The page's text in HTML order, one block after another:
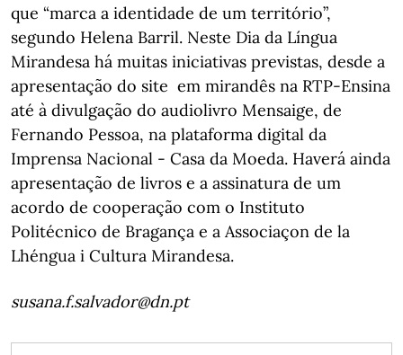
que “marca a identidade de um território”,
segundo Helena Barril. Neste Dia da Língua
Mirandesa há muitas iniciativas previstas, desde a
apresentação do site em mirandês na RTP-Ensina
até à divulgação do audiolivro Mensaige, de
Fernando Pessoa, na plataforma digital da
Imprensa Nacional - Casa da Moeda. Haverá ainda
apresentação de livros e a assinatura de um
acordo de cooperação com o Instituto
Politécnico de Bragança e a Associaçon de la
Lhéngua i Cultura Mirandesa.
susana.f.salvador@dn.pt